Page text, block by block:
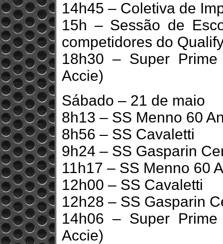
14h45 – Coletiva de
15h – Sessão de
competidores do
18h30 – Super
Accie)
Sábado – 21 de maio
8h13 – SS Menno 60
8h56 – SS Cavaletti
9h24 – SS Gasparin
11h17 – SS Menno 60
12h00 – SS Cavaletti
12h28 – SS Gasparin
14h06 – Super
Accie)